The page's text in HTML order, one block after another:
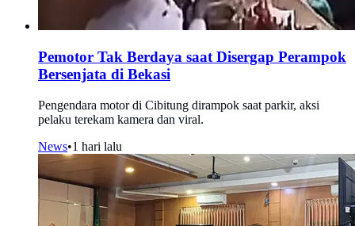
Pemotor Tak Berdaya saat Disergap Perampok
Bersenjata di Bekasi
Pengendara motor di Cibitung dirampok saat parkir, aksi
pelaku terekam kamera dan viral.
News•1 hari lalu